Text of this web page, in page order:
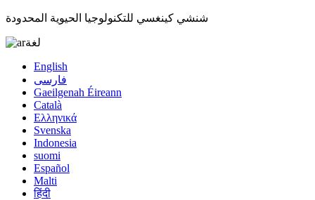
شنشي كينغسي للتكنولوجيا الحيوية المحدودة
لغة
English
فارسی
Gaeilgenah Éireann
Català
Ελληνικά
Svenska
Indonesia
suomi
Español
Malti
हिंदी